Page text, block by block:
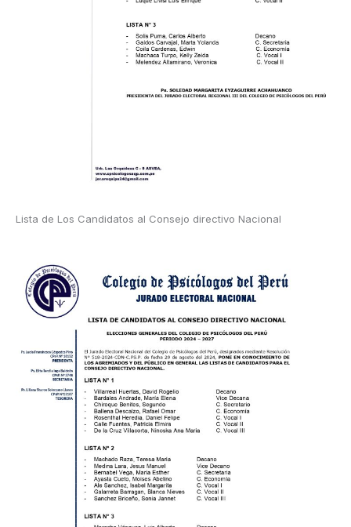
Lista de Los Candidatos al Consejo directivo Nacional